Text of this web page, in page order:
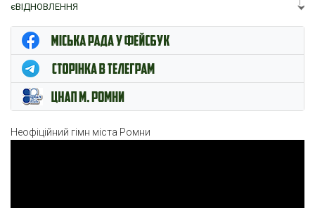
єВІДНОВЛЕННЯ
ЦНАП м. Ромни
Неофіційний гімн міста Ромни